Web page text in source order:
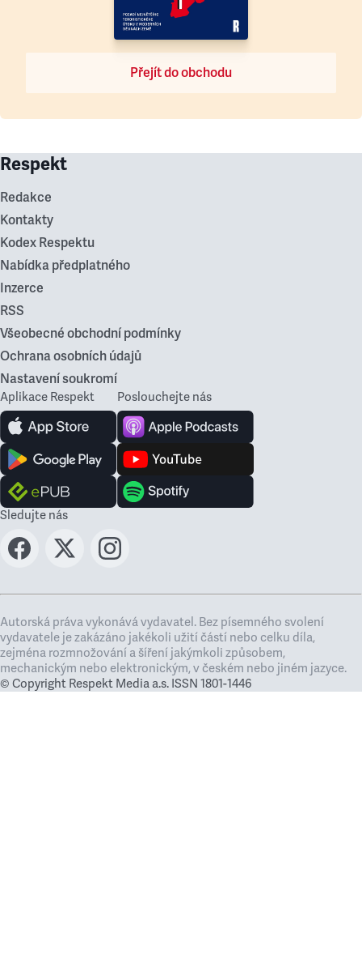
Přejít do obchodu
Respekt
Redakce
Kontakty
Kodex Respektu
Nabídka předplatného
Inzerce
RSS
Všeobecné obchodní podmínky
Ochrana osobních údajů
Nastavení soukromí
Aplikace Respekt Poslouchejte nás
Sledujte nás
Autorská práva vykonává vydavatel. Bez písemného svolení
vydavatele je zakázáno jakékoli užití částí nebo celku díla,
zejména rozmnožování a šíření jakýmkoli způsobem,
mechanickým nebo elektronickým, v českém nebo jiném jazyce.
© Copyright Respekt Media a.s. ISSN 1801-1446